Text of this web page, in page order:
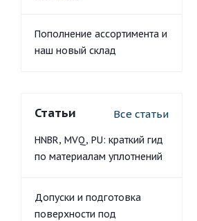
Пополнение ассортимента и
наш новый склад
Статьи Все статьи
HNBR, MVQ, PU: краткий гид
по материалам уплотнений
Допуски и подготовка
поверхности под